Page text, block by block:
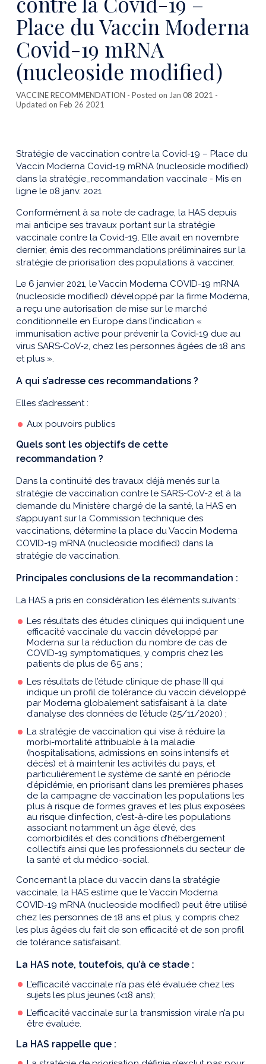
Place du Vaccin Moderna
Covid-19 mRNA
(nucleoside modified)
VACCINE RECOMMENDATION - Posted on Jan 08 2021 -
Updated on Feb 26 2021
Stratégie de vaccination contre la Covid-19 – Place du
Vaccin Moderna Covid-19 mRNA (nucleoside modified)
dans la stratégie_recommandation vaccinale - Mis en
ligne le 08 janv. 2021
Conformément à sa note de cadrage, la HAS depuis
mai anticipe ses travaux portant sur la stratégie
vaccinale contre la Covid-19. Elle avait en novembre
dernier, émis des recommandations préliminaires sur la
stratégie de priorisation des populations à vacciner.
Le 6 janvier 2021, le Vaccin Moderna COVID-19 mRNA
(nucleoside modified) développé par la firme Moderna,
a reçu une autorisation de mise sur le marché
conditionnelle en Europe dans l’indication «
immunisation active pour prévenir la Covid‑19 due au
virus SARS‑CoV‑2, chez les personnes âgées de 18 ans
et plus ».
A qui s’adresse ces recommandations ?
Elles s’adressent :
Aux pouvoirs publics
Quels sont les objectifs de cette
recommandation ?
Dans la continuité des travaux déjà menés sur la
stratégie de vaccination contre le SARS-CoV-2 et à la
demande du Ministère chargé de la santé, la HAS en
s’appuyant sur la Commission technique des
vaccinations, détermine la place du Vaccin Moderna
COVID-19 mRNA (nucleoside modified) dans la
stratégie de vaccination.
Principales conclusions de la recommandation :
La HAS a pris en considération les éléments suivants :
Les résultats des études cliniques qui indiquent une
efficacité vaccinale du vaccin développé par
Moderna sur la réduction du nombre de cas de
COVID-19 symptomatiques, y compris chez les
patients de plus de 65 ans ;
Les résultats de l’étude clinique de phase III qui
indique un profil de tolérance du vaccin développé
par Moderna globalement satisfaisant à la date
d’analyse des données de l’étude (25/11/2020) ;
La stratégie de vaccination qui vise à réduire la
morbi-mortalité attribuable à la maladie
(hospitalisations, admissions en soins intensifs et
décès) et à maintenir les activités du pays, et
particulièrement le système de santé en période
d’épidémie, en priorisant dans les premières phases
de la campagne de vaccination les populations les
plus à risque de formes graves et les plus exposées
au risque d’infection, c’est-à-dire les populations
associant notamment un âge élevé, des
comorbidités et des conditions d’hébergement
collectifs ainsi que les professionnels du secteur de
la santé et du médico-social.
Concernant la place du vaccin dans la stratégie
vaccinale, la HAS estime que le Vaccin Moderna
COVID-19 mRNA (nucleoside modified) peut être utilisé
chez les personnes de 18 ans et plus, y compris chez
les plus âgées du fait de son efficacité et de son profil
de tolérance satisfaisant.
La HAS note, toutefois, qu’à ce stade :
L’efficacité vaccinale n’a pas été évaluée chez les
sujets les plus jeunes (<18 ans);
L’efficacité vaccinale sur la transmission virale n’a pu
être évaluée.
La HAS rappelle que :